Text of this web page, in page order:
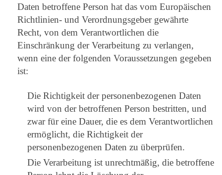
Daten betroffene Person hat das vom Europäischen
Richtlinien- und Verordnungsgeber gewährte
Recht, von dem Verantwortlichen die
Einschränkung der Verarbeitung zu verlangen,
wenn eine der folgenden Voraussetzungen gegeben
ist:
Die Richtigkeit der personenbezogenen Daten
wird von der betroffenen Person bestritten, und
zwar für eine Dauer, die es dem Verantwortlichen
ermöglicht, die Richtigkeit der
personenbezogenen Daten zu überprüfen.
Die Verarbeitung ist unrechtmäßig, die betroffene